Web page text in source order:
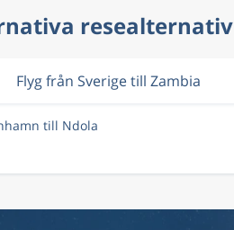
resealternativ
Flyg från Sverige till Zambia
till Ndola